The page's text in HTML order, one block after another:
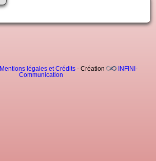
Mentions légales et Crédits- Création
INFINI-
Communication